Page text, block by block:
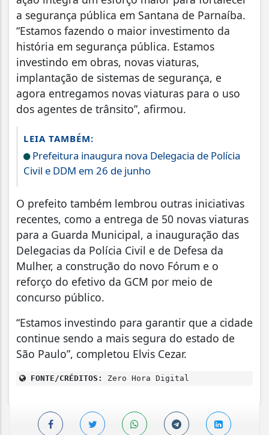
a segurança pública em Santana de Parnaíba.
“Estamos fazendo o maior investimento da
história em segurança pública. Estamos
investindo em obras, novas viaturas,
implantação de sistemas de segurança, e
agora entregamos novas viaturas para o uso
dos agentes de trânsito”, afirmou.
LEIA TAMBÉM:
Prefeitura inaugura nova Delegacia de Polícia
Civil e DDM em 26 de junho
O prefeito também lembrou outras iniciativas
recentes, como a entrega de 50 novas viaturas
para a Guarda Municipal, a inauguração das
Delegacias da Polícia Civil e de Defesa da
Mulher, a construção do novo Fórum e o
reforço do efetivo da GCM por meio de
concurso público.
“Estamos investindo para garantir que a cidade
continue sendo a mais segura do estado de
São Paulo”, completou Elvis Cezar.
FONTE/CRÉDITOS: Zero Hora Digital